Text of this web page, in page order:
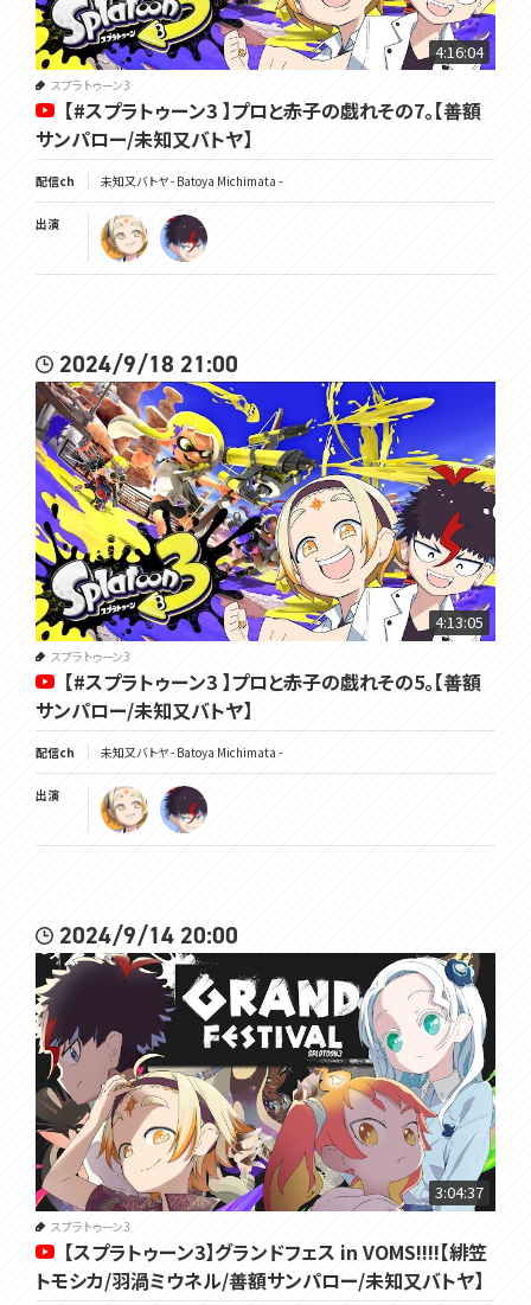
4:16:04
スプラトゥーン3
【#スプラトゥーン3 】プロと赤子の戯れその7。【善額
サンパロー/未知又バトヤ】
配信ch 未知又バトヤ - Batoya Michimata -
出演
2024/9/18 21:00
4:13:05
スプラトゥーン3
【#スプラトゥーン3 】プロと赤子の戯れその5。【善額
サンパロー/未知又バトヤ】
配信ch 未知又バトヤ - Batoya Michimata -
出演
2024/9/14 20:00
3:04:37
スプラトゥーン3
【スプラトゥーン3】グランドフェス in VOMS!!!!【緋笠
トモシカ/羽渦ミウネル/善額サンパロー/未知又バトヤ】